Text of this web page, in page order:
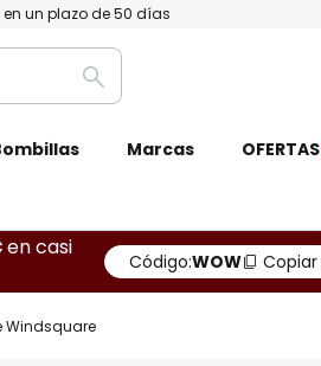
un plazo de 50 días
Buscar
Marcas OFERTAS
en casi
Código:WOW Copiar
Windsquare